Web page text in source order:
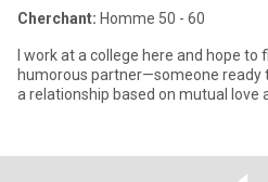
Cherchant: Homme 50 - 60
I work at a college here and hope
humorous partner—someone ready
a relationship based on mutual love